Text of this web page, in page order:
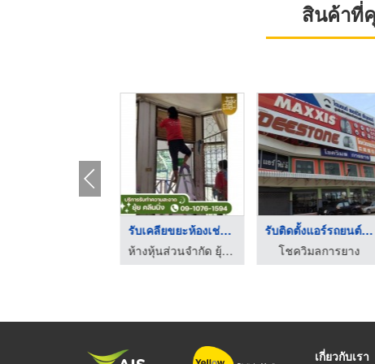
สินค้าที่
รับเคลียขยะห้องเช่า ...
ห้างหุ้นส่วนจำกัด ยุ้ย คลีนนิ่ง
รับติดตั้งแอร์รถยนต์ ...
โชควิมลการยาง
เกี่ยวกับเรา